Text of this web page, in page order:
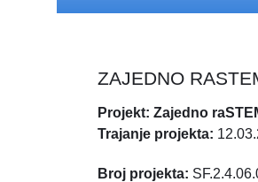
ZAJEDNO
Projekt: Zajedno
Trajanje projekta:
Broj projekta: